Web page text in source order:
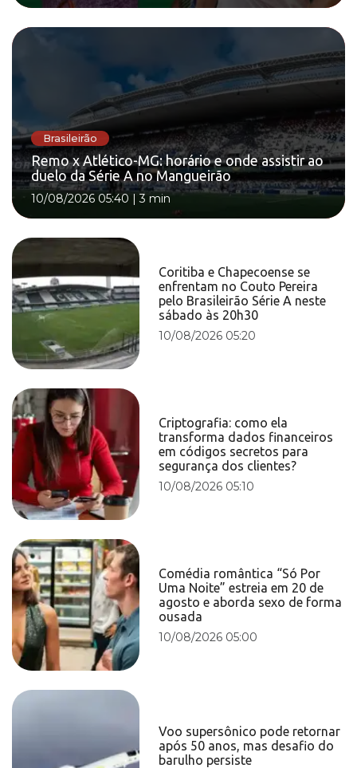
Brasileirão
Remo x Atlético-MG: horário e onde assistir ao
duelo da Série A no Mangueirão
10/08/2026 05:40 |3 min
Coritiba e Chapecoense se
enfrentam no Couto Pereira
pelo Brasileirão Série A neste
sábado às 20h30
10/08/2026 05:20
Criptografia: como ela
transforma dados financeiros
em códigos secretos para
segurança dos clientes?
10/08/2026 05:10
Comédia romântica “Só Por
Uma Noite” estreia em 20 de
agosto e aborda sexo de forma
ousada
10/08/2026 05:00
Voo supersônico pode retornar
após 50 anos, mas desafio do
barulho persiste